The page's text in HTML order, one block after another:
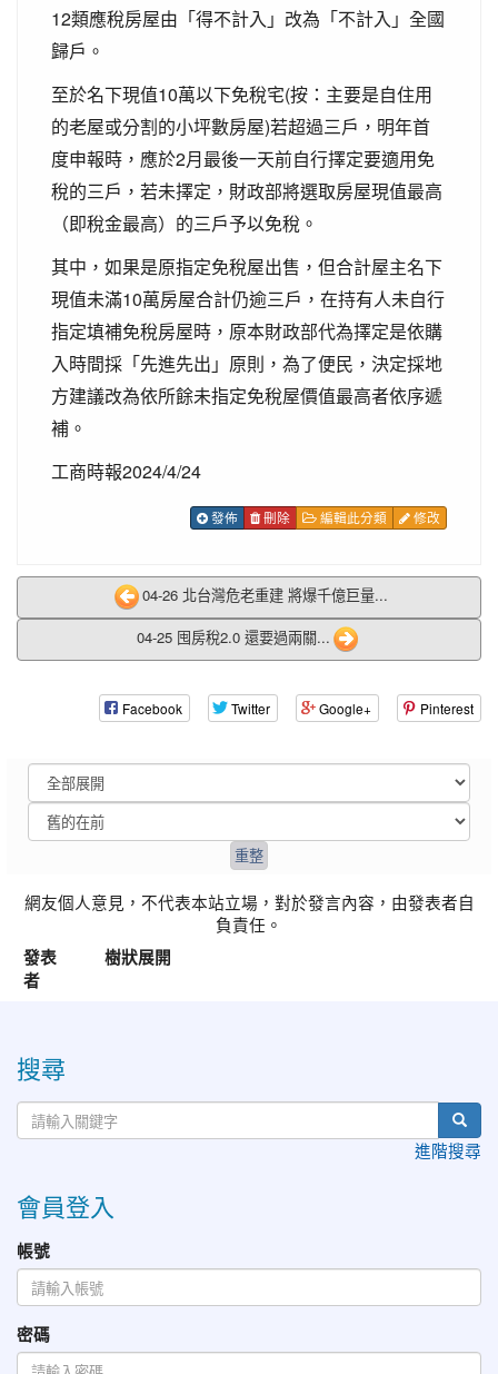
12類應稅房屋由「得不計入」改為「不計入」全國
歸戶。
至於名下現值10萬以下免稅宅(按：主要是自住用
的老屋或分割的小坪數房屋)若超過三戶，明年首
度申報時，應於2月最後一天前自行擇定要適用免
稅的三戶，若未擇定，財政部將選取房屋現值最高
（即稅金最高）的三戶予以免稅。
其中，如果是原指定免稅屋出售，但合計屋主名下
現值未滿10萬房屋合計仍逾三戶，在持有人未自行
指定填補免稅房屋時，原本財政部代為擇定是依購
入時間採「先進先出」原則，為了便民，決定採地
方建議改為依所餘未指定免稅屋價值最高者依序遞
補。
工商時報2024/4/24
發佈 刪除 編輯此分類 修改
04-26 北台灣危老重建 將爆千億巨量...
04-25 囤房稅2.0 還要過兩關...
Facebook Twitter Google+ Pinterest
網友個人意見，不代表本站立場，對於發言內容，由發表者自
負責任。
發表
者
樹狀展開
搜尋
進階搜尋
會員登入
帳號
密碼